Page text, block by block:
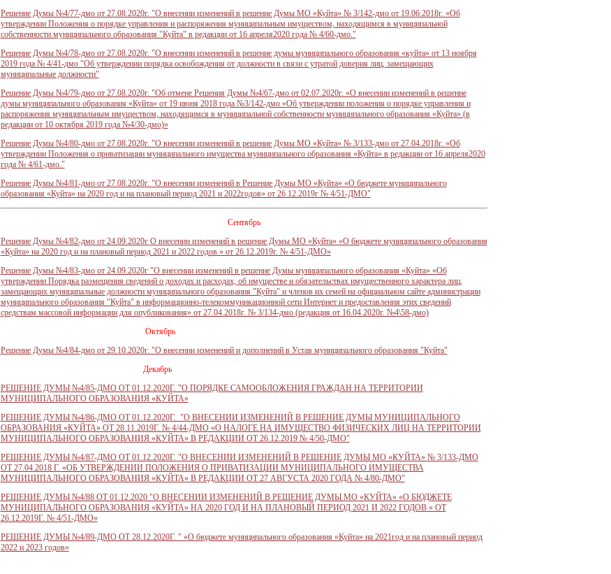
Решение Думы №4/77-дмо от 27.08.2020г. "О внесении изменений в решение Думы МО «Куйта» № 3/142-дмо от 19.06.2018г. «Об
утверждении Положения о порядке управления и распоряжения муниципальным имуществом, находящимся в муниципальной
собственности муниципального образования "Куйта" в редакции от 16 апреля2020 года № 4/60-дмо."
Решение Думы №4/78-дмо от 27.08.2020г. "О внесении изменений в решение думы муниципального образования «куйта» от 13 ноября
2019 года № 4/41-дмо "Об утверждении порядка освобождения от должности в связи с утратой доверия лиц, замещающих
муниципальные должности"
Решение Думы №4/79-дмо от 27.08.2020г. "Об отмене Решения Думы №4/67-дмо от 02.07.2020г. «О внесении изменений в решение
думы муниципального образования «Куйта» от 19 июня 2018 года №3/142-дмо «Об утверждении положения о порядке управления и
распоряжения муниципальным имуществом, находящимся в муниципальной собственности муниципального образования «Куйта» (в
редакции от 10 октября 2019 года №4/30-дмо)»
Решение Думы №4/80-дмо от 27.08.2020г. "О внесении изменений в решение Думы МО «Куйта» № 3/133-дмо от 27.04.2018г. «Об
утверждении Положения о приватизации муниципального имущества муниципального образования «Куйта» в редакции от 16 апреля2020
года № 4/61-дмо."
Решение Думы №4/81-дмо от 27.08.2020г. "О внесении изменений в Решение Думы МО «Куйта» «О бюджете муниципального
образования «Куйта» на 2020 год и на плановый период 2021 и 2022годов» от 26.12.2019г № 4/51-ДМО"
Сентябрь
Решение Думы №4/82-дмо от 24.09.2020г О внесении изменений в решение Думы МО «Куйта» «О бюджете муниципального образования
«Куйта» на 2020 год и на плановый период 2021 и 2022 годов » от 26.12.2019г. № 4/51-ДМО»
Решение Думы №4/83-дмо от 24.09.2020г "О внесении изменений в решение Думы муниципального образования «Куйта» «Об
утверждении Порядка размещения сведений о доходах и расходах, об имуществе и обязательствах имущественного характера лиц,
замещающих муниципальные должности муниципального образования "Куйта" и членов их семей на официальном сайте администрации
муниципального образования "Куйта" в информационно-телекоммуникационной сети Интернет и предоставления этих сведений
средствам массовой информации для опубликования» от 27.04.2018г. № 3/134-дмо (редакция от 16.04.2020г. №4\58-дмо)
Октябрь
Решение Думы №4/84-дмо от 29.10.2020г. "О внесении изменений и дополнений в Устав муниципального образования "Куйта"
Декабрь
РЕШЕНИЕ ДУМЫ №4/85-ДМО ОТ 01.12.2020Г. "О ПОРЯДКЕ САМООБЛОЖЕНИЯ ГРАЖДАН НА ТЕРРИТОРИИ
МУНИЦИПАЛЬНОГО ОБРАЗОВАНИЯ «КУЙТА»
РЕШЕНИЕ ДУМЫ №4/86-ДМО ОТ 01.12.2020Г. "О ВНЕСЕНИИ ИЗМЕНЕНИЙ В РЕШЕНИЕ ДУМЫ МУНИЦИПАЛЬНОГО
ОБРАЗОВАНИЯ «КУЙТА» ОТ 28.11.2019Г. № 4/44-ДМО «О НАЛОГЕ НА ИМУЩЕСТВО ФИЗИЧЕСКИХ ЛИЦ НА ТЕРРИТОРИИ
МУНИЦИПАЛЬНОГО ОБРАЗОВАНИЯ «КУЙТА» В РЕДАКЦИИ ОТ 26.12.2019 № 4/50-ДМО"
РЕШЕНИЕ ДУМЫ №4/87-ДМО ОТ 01.12.2020Г. "О ВНЕСЕНИИ ИЗМЕНЕНИЙ В РЕШЕНИЕ ДУМЫ МО «КУЙТА» № 3/133-ДМО
ОТ 27.04.2018 Г. «ОБ УТВЕРЖДЕНИИ ПОЛОЖЕНИЯ О ПРИВАТИЗАЦИИ МУНИЦИПАЛЬНОГО ИМУЩЕСТВА
МУНИЦИПАЛЬНОГО ОБРАЗОВАНИЯ «КУЙТА» В РЕДАКЦИИ ОТ 27 АВГУСТА 2020 ГОДА № 4/80-ДМО"
РЕШЕНИЕ ДУМЫ №4/88 ОТ 01.12.2020 "О ВНЕСЕНИИ ИЗМЕНЕНИЙ В РЕШЕНИЕ ДУМЫ МО «КУЙТА» «О БЮДЖЕТЕ
МУНИЦИПАЛЬНОГО ОБРАЗОВАНИЯ «КУЙТА» НА 2020 ГОД И НА ПЛАНОВЫЙ ПЕРИОД 2021 И 2022 ГОДОВ » ОТ
26.12.2019Г. № 4/51-ДМО»
РЕШЕНИЕ ДУМЫ №4/89-ДМО ОТ 28.12.2020Г. " «О бюджете муниципального образования «Куйта» на 2021год и на плановый период
2022 и 2023 годов»